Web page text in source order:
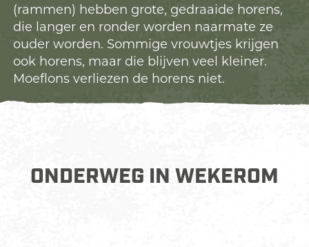
(rammen) hebben grote, gedraaide horens,
die langer en ronder worden naarmate ze
ouder worden. Sommige vrouwtjes krijgen
ook horens, maar die blijven veel kleiner.
Moeflons verliezen de horens niet.
ONDERWEG IN WEKEROM